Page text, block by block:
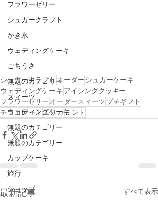
フラワーゼリー
シュガークラフト
かき氷
ウェディングケーキ
ごちうさ
無題のカテゴリー
スィーツ
ウェディングケーキ
無題のカテゴリー
無題のカテゴリー
カップケーキ
旅行
ショップ
シュガークラフト オーダー シュガーケーキ
ウェディングケーキ アイシングクッキー
フラワーゼリー オーダースィーツ プチギフト
チョコレートエリカミント
最新記事 すべて表示